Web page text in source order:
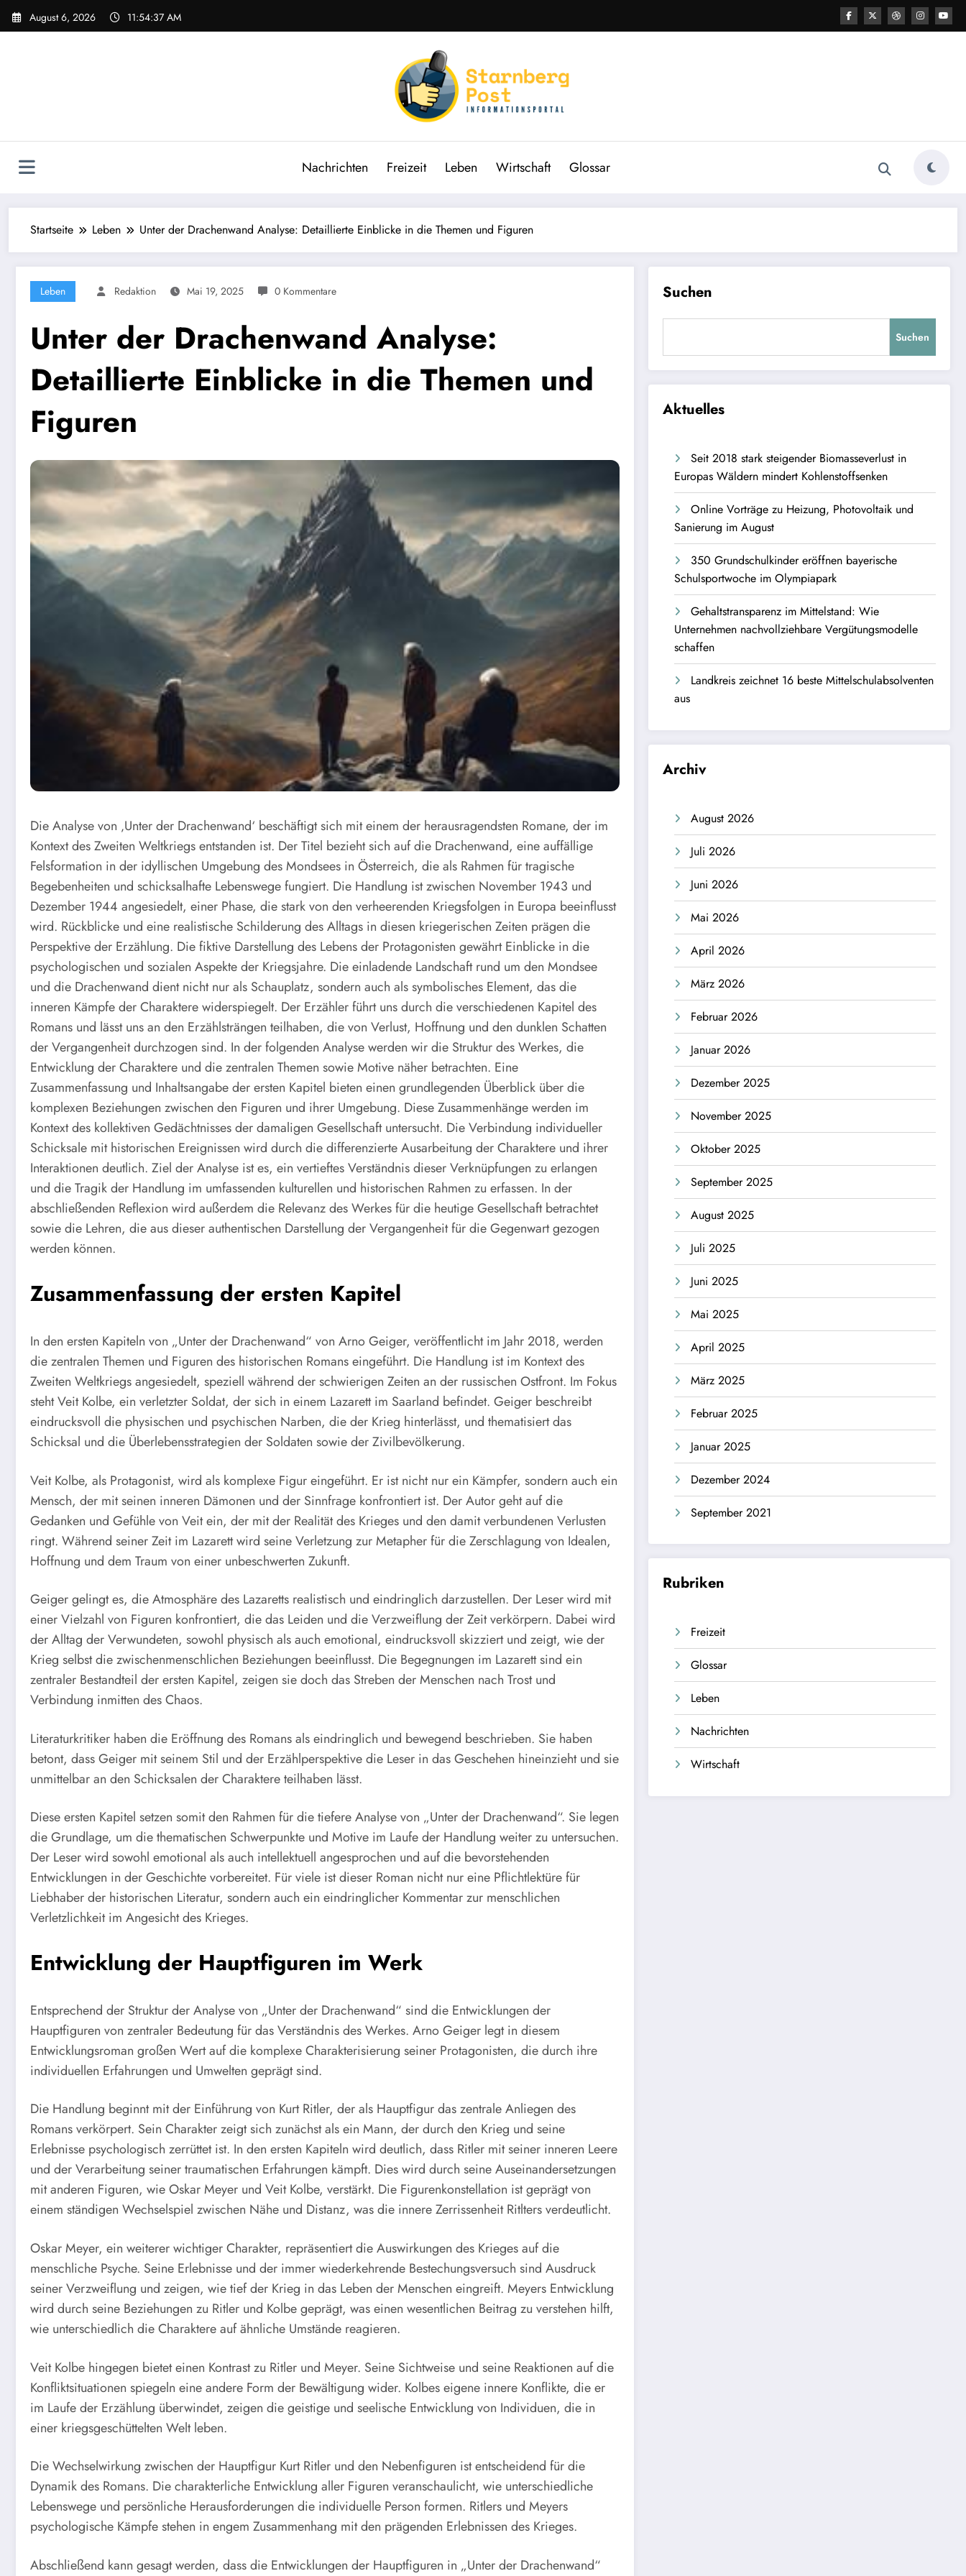
Zum
Inhalt
August 6, 2026 11:54:38 AM
Nachrichten Freizeit Leben Wirtschaft Glossar
Startseite Leben Unter der Drachenwand Analyse: Detaillierte Einblicke in die Themen und Figuren
Leben Redaktion Mai 19, 2025 0 Kommentare
Unter der Drachenwand Analyse:
Detaillierte Einblicke in die Themen und
Figuren
Die Analyse von ‚Unter der Drachenwand‘ beschäftigt sich mit einem der herausragendsten Romane, der im
Kontext des Zweiten Weltkriegs entstanden ist. Der Titel bezieht sich auf die Drachenwand, eine auffällige
Felsformation in der idyllischen Umgebung des Mondsees in Österreich, die als Rahmen für tragische
Begebenheiten und schicksalhafte Lebenswege fungiert. Die Handlung ist zwischen November 1943 und
Dezember 1944 angesiedelt, einer Phase, die stark von den verheerenden Kriegsfolgen in Europa beeinflusst
wird. Rückblicke und eine realistische Schilderung des Alltags in diesen kriegerischen Zeiten prägen die
Perspektive der Erzählung. Die fiktive Darstellung des Lebens der Protagonisten gewährt Einblicke in die
psychologischen und sozialen Aspekte der Kriegsjahre. Die einladende Landschaft rund um den Mondsee
und die Drachenwand dient nicht nur als Schauplatz, sondern auch als symbolisches Element, das die
inneren Kämpfe der Charaktere widerspiegelt. Der Erzähler führt uns durch die verschiedenen Kapitel des
Romans und lässt uns an den Erzählsträngen teilhaben, die von Verlust, Hoffnung und den dunklen Schatten
der Vergangenheit durchzogen sind. In der folgenden Analyse werden wir die Struktur des Werkes, die
Entwicklung der Charaktere und die zentralen Themen sowie Motive näher betrachten. Eine
Zusammenfassung und Inhaltsangabe der ersten Kapitel bieten einen grundlegenden Überblick über die
komplexen Beziehungen zwischen den Figuren und ihrer Umgebung. Diese Zusammenhänge werden im
Kontext des kollektiven Gedächtnisses der damaligen Gesellschaft untersucht. Die Verbindung individueller
Schicksale mit historischen Ereignissen wird durch die differenzierte Ausarbeitung der Charaktere und ihrer
Interaktionen deutlich. Ziel der Analyse ist es, ein vertieftes Verständnis dieser Verknüpfungen zu erlangen
und die Tragik der Handlung im umfassenden kulturellen und historischen Rahmen zu erfassen. In der
abschließenden Reflexion wird außerdem die Relevanz des Werkes für die heutige Gesellschaft betrachtet
sowie die Lehren, die aus dieser authentischen Darstellung der Vergangenheit für die Gegenwart gezogen
werden können.
Zusammenfassung der ersten Kapitel
In den ersten Kapiteln von „Unter der Drachenwand“ von Arno Geiger, veröffentlicht im Jahr 2018, werden
die zentralen Themen und Figuren des historischen Romans eingeführt. Die Handlung ist im Kontext des
Zweiten Weltkriegs angesiedelt, speziell während der schwierigen Zeiten an der russischen Ostfront. Im Fokus
steht Veit Kolbe, ein verletzter Soldat, der sich in einem Lazarett im Saarland befindet. Geiger beschreibt
eindrucksvoll die physischen und psychischen Narben, die der Krieg hinterlässt, und thematisiert das
Schicksal und die Überlebensstrategien der Soldaten sowie der Zivilbevölkerung.
Veit Kolbe, als Protagonist, wird als komplexe Figur eingeführt. Er ist nicht nur ein Kämpfer, sondern auch ein
Mensch, der mit seinen inneren Dämonen und der Sinnfrage konfrontiert ist. Der Autor geht auf die
Gedanken und Gefühle von Veit ein, der mit der Realität des Krieges und den damit verbundenen Verlusten
ringt. Während seiner Zeit im Lazarett wird seine Verletzung zur Metapher für die Zerschlagung von Idealen,
Hoffnung und dem Traum von einer unbeschwerten Zukunft.
Geiger gelingt es, die Atmosphäre des Lazaretts realistisch und eindringlich darzustellen. Der Leser wird mit
einer Vielzahl von Figuren konfrontiert, die das Leiden und die Verzweiflung der Zeit verkörpern. Dabei wird
der Alltag der Verwundeten, sowohl physisch als auch emotional, eindrucksvoll skizziert und zeigt, wie der
Krieg selbst die zwischenmenschlichen Beziehungen beeinflusst. Die Begegnungen im Lazarett sind ein
zentraler Bestandteil der ersten Kapitel, zeigen sie doch das Streben der Menschen nach Trost und
Verbindung inmitten des Chaos.
Literaturkritiker haben die Eröffnung des Romans als eindringlich und bewegend beschrieben. Sie haben
betont, dass Geiger mit seinem Stil und der Erzählperspektive die Leser in das Geschehen hineinzieht und sie
unmittelbar an den Schicksalen der Charaktere teilhaben lässt.
Diese ersten Kapitel setzen somit den Rahmen für die tiefere Analyse von „Unter der Drachenwand“. Sie legen
die Grundlage, um die thematischen Schwerpunkte und Motive im Laufe der Handlung weiter zu untersuchen.
Der Leser wird sowohl emotional als auch intellektuell angesprochen und auf die bevorstehenden
Entwicklungen in der Geschichte vorbereitet. Für viele ist dieser Roman nicht nur eine Pflichtlektüre für
Liebhaber der historischen Literatur, sondern auch ein eindringlicher Kommentar zur menschlichen
Verletzlichkeit im Angesicht des Krieges.
Entwicklung der Hauptfiguren im Werk
Entsprechend der Struktur der Analyse von „Unter der Drachenwand“ sind die Entwicklungen der
Hauptfiguren von zentraler Bedeutung für das Verständnis des Werkes. Arno Geiger legt in diesem
Entwicklungsroman großen Wert auf die komplexe Charakterisierung seiner Protagonisten, die durch ihre
individuellen Erfahrungen und Umwelten geprägt sind.
Die Handlung beginnt mit der Einführung von Kurt Ritler, der als Hauptfigur das zentrale Anliegen des
Romans verkörpert. Sein Charakter zeigt sich zunächst als ein Mann, der durch den Krieg und seine
Erlebnisse psychologisch zerrüttet ist. In den ersten Kapiteln wird deutlich, dass Ritler mit seiner inneren Leere
und der Verarbeitung seiner traumatischen Erfahrungen kämpft. Dies wird durch seine Auseinandersetzungen
mit anderen Figuren, wie Oskar Meyer und Veit Kolbe, verstärkt. Die Figurenkonstellation ist geprägt von
einem ständigen Wechselspiel zwischen Nähe und Distanz, was die innere Zerrissenheit Ritlters verdeutlicht.
Oskar Meyer, ein weiterer wichtiger Charakter, repräsentiert die Auswirkungen des Krieges auf die
menschliche Psyche. Seine Erlebnisse und der immer wiederkehrende Bestechungsversuch sind Ausdruck
seiner Verzweiflung und zeigen, wie tief der Krieg in das Leben der Menschen eingreift. Meyers Entwicklung
wird durch seine Beziehungen zu Ritler und Kolbe geprägt, was einen wesentlichen Beitrag zu verstehen hilft,
wie unterschiedlich die Charaktere auf ähnliche Umstände reagieren.
Veit Kolbe hingegen bietet einen Kontrast zu Ritler und Meyer. Seine Sichtweise und seine Reaktionen auf die
Konfliktsituationen spiegeln eine andere Form der Bewältigung wider. Kolbes eigene innere Konflikte, die er
im Laufe der Erzählung überwindet, zeigen die geistige und seelische Entwicklung von Individuen, die in
einer kriegsgeschüttelten Welt leben.
Die Wechselwirkung zwischen der Hauptfigur Kurt Ritler und den Nebenfiguren ist entscheidend für die
Dynamik des Romans. Die charakterliche Entwicklung aller Figuren veranschaulicht, wie unterschiedliche
Lebenswege und persönliche Herausforderungen die individuelle Person formen. Ritlers und Meyers
psychologische Kämpfe stehen in engem Zusammenhang mit den prägenden Erlebnissen des Krieges.
Abschließend kann gesagt werden, dass die Entwicklungen der Hauptfiguren in „Unter der Drachenwand“
Suchen
Suchen
Aktuelles
Seit 2018 stark steigender Biomasseverlust in
Europas Wäldern mindert Kohlenstoffsenken
Online Vorträge zu Heizung, Photovoltaik und
Sanierung im August
350 Grundschulkinder eröffnen bayerische
Schulsportwoche im Olympiapark
Gehaltstransparenz im Mittelstand: Wie
Unternehmen nachvollziehbare Vergütungsmodelle
schaffen
Landkreis zeichnet 16 beste Mittelschulabsolventen
aus
Archiv
August 2026
Juli 2026
Juni 2026
Mai 2026
April 2026
März 2026
Februar 2026
Januar 2026
Dezember 2025
November 2025
Oktober 2025
September 2025
August 2025
Juli 2025
Juni 2025
Mai 2025
April 2025
März 2025
Februar 2025
Januar 2025
Dezember 2024
September 2021
Rubriken
Freizeit
Glossar
Leben
Nachrichten
Wirtschaft